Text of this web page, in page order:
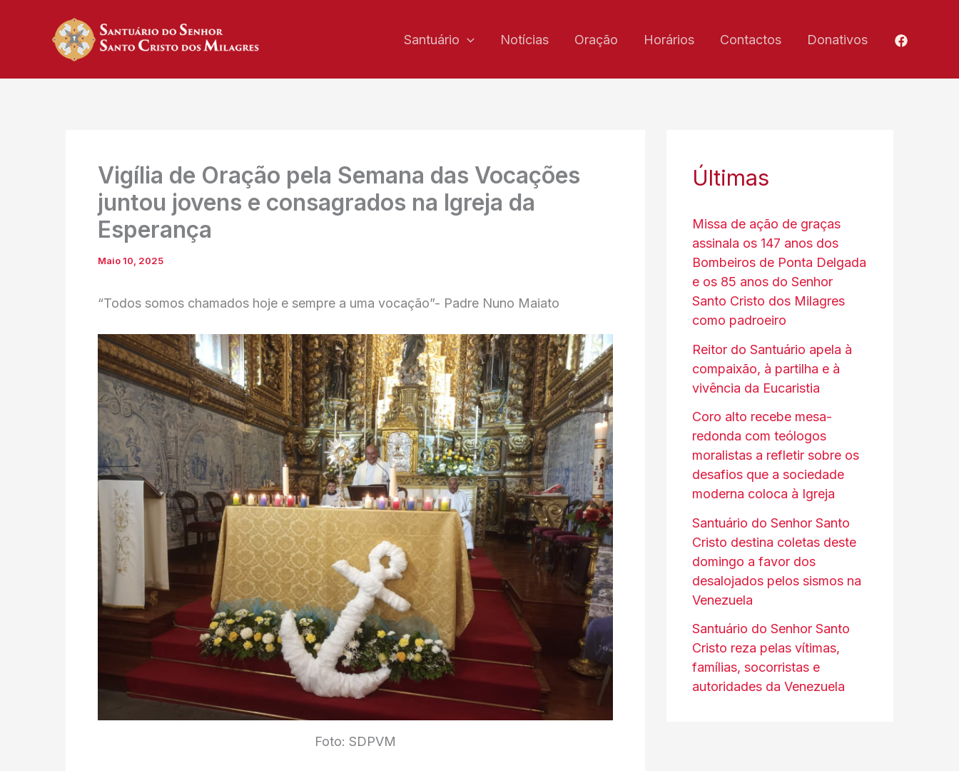
Santuário Notícias Oração Horários Contactos Donativos
Vigília de Oração pela Semana das Vocações
juntou jovens e consagrados na Igreja da
Esperança
Maio 10, 2025
“Todos somos chamados hoje e sempre a uma vocação”- Padre Nuno Maiato
Foto: SDPVM
Últimas
Missa de ação de graças
assinala os 147 anos dos
Bombeiros de Ponta Delgada
e os 85 anos do Senhor
Santo Cristo dos Milagres
como padroeiro
Reitor do Santuário apela à
compaixão, à partilha e à
vivência da Eucaristia
Coro alto recebe mesa-
redonda com teólogos
moralistas a refletir sobre os
desafios que a sociedade
moderna coloca à Igreja
Santuário do Senhor Santo
Cristo destina coletas deste
domingo a favor dos
desalojados pelos sismos na
Venezuela
Santuário do Senhor Santo
Cristo reza pelas vítimas,
famílias, socorristas e
autoridades da Venezuela